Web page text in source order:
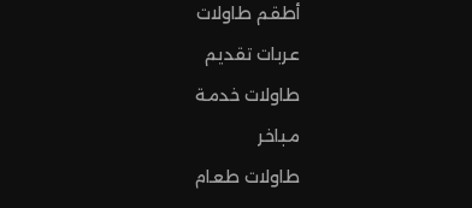
أطقم طاولات
عربات تقديم
طاولات خدمة
مباخر
طاولات طعام